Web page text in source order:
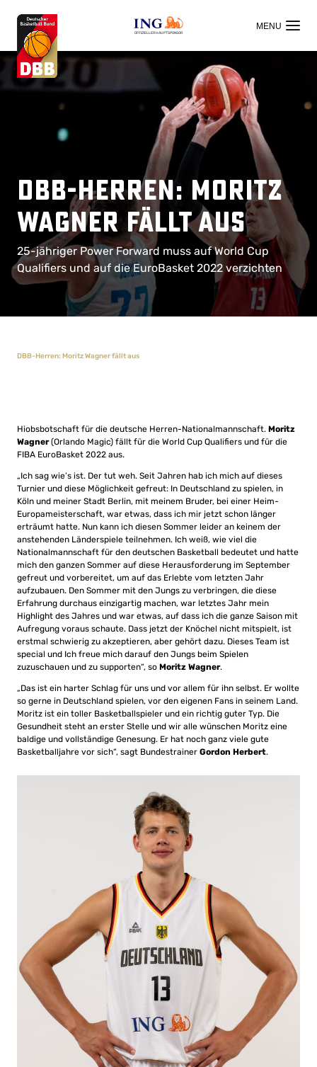
OFFIZIELLER HAUPTSPONSOR
DBB-Herren: Moritz
Wagner fällt aus
25-jähriger Power Forward muss auf World Cup
Qualifiers und auf die EuroBasket 2022 verzichten
DBB-Herren: Moritz Wagner fällt aus
Hiobsbotschaft für die deutsche Herren-Nationalmannschaft. Moritz
Wagner(Orlando Magic) fällt für die World Cup Qualifiers und für die
FIBA EuroBasket 2022 aus.
„Ich sag wie’s ist. Der tut weh. Seit Jahren hab ich mich auf dieses
Turnier und diese Möglichkeit gefreut: In Deutschland zu spielen, in
Köln und meiner Stadt Berlin, mit meinem Bruder, bei einer Heim-
Europameisterschaft, war etwas, dass ich mir jetzt schon länger
erträumt hatte. Nun kann ich diesen Sommer leider an keinem der
anstehenden Länderspiele teilnehmen. Ich weiß, wie viel die
Nationalmannschaft für den deutschen Basketball bedeutet und hatte
mich den ganzen Sommer auf diese Herausforderung im September
gefreut und vorbereitet, um auf das Erlebte vom letzten Jahr
aufzubauen. Den Sommer mit den Jungs zu verbringen, die diese
Erfahrung durchaus einzigartig machen, war letztes Jahr mein
Highlight des Jahres und war etwas, auf dass ich die ganze Saison mit
Aufregung voraus schaute. Dass jetzt der Knöchel nicht mitspielt, ist
erstmal schwierig zu akzeptieren, aber gehört dazu. Dieses Team ist
special und Ich freue mich darauf den Jungs beim Spielen
zuzuschauen und zu supporten“, so Moritz Wagner.
„Das ist ein harter Schlag für uns und vor allem für ihn selbst. Er wollte
so gerne in Deutschland spielen, vor den eigenen Fans in seinem Land.
Moritz ist ein toller Basketballspieler und ein richtig guter Typ. Die
Gesundheit steht an erster Stelle und wir alle wünschen Moritz eine
baldige und vollständige Genesung. Er hat noch ganz viele gute
Basketballjahre vor sich“, sagt Bundestrainer Gordon Herbert.